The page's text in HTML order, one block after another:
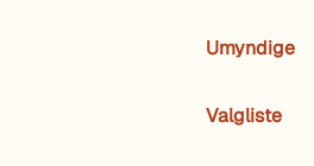
Umyndige
Valgliste